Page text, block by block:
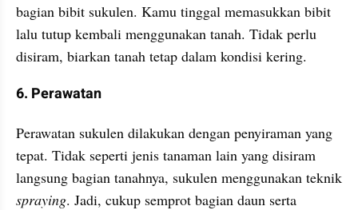
bagian bibit sukulen. Kamu tinggal memasukkan bibit
lalu tutup kembali menggunakan tanah. Tidak perlu
disiram, biarkan tanah tetap dalam kondisi kering.
6. Perawatan
Perawatan sukulen dilakukan dengan penyiraman yang
tepat. Tidak seperti jenis tanaman lain yang disiram
spraying. Jadi, cukup semprot bagian daun serta